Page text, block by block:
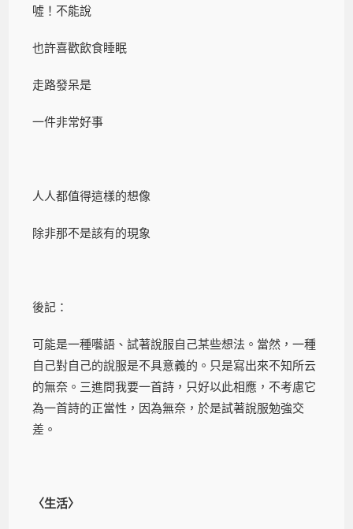
噓！不能說
也許喜歡飲食睡眠
走路發呆是
一件非常好事
人人都值得這樣的想像
除非那不是該有的現象
後記：
可能是一種囈語、試著說服自己某些想法。當然，一種
自己對自己的說服是不具意義的。只是寫出來不知所云
的無奈。三進問我要一首詩，只好以此相應，不考慮它
為一首詩的正當性，因為無奈，於是試著說服勉強交
差。
〈生活〉